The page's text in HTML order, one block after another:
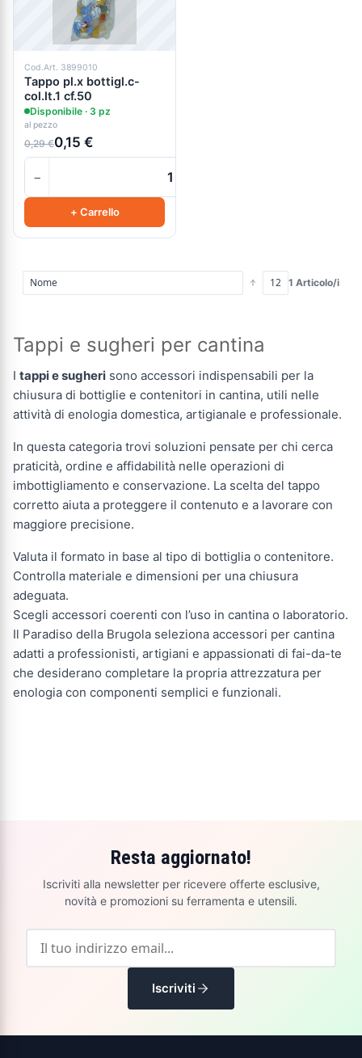
Cod.Art. 3899010
Tappo pl.x bottigl.c-
col.lt.1 cf.50
Disponibile · 3 pz
al pezzo
0,29 €0,15 €
−
+ Carrello
1 Articolo/i
Tappi e sugheri per cantina
I tappi e sugheri sono accessori indispensabili per la
chiusura di bottiglie e contenitori in cantina, utili nelle
attività di enologia domestica, artigianale e professionale.
In questa categoria trovi soluzioni pensate per chi cerca
praticità, ordine e affidabilità nelle operazioni di
imbottigliamento e conservazione. La scelta del tappo
corretto aiuta a proteggere il contenuto e a lavorare con
maggiore precisione.
Valuta il formato in base al tipo di bottiglia o contenitore.
Controlla materiale e dimensioni per una chiusura
adeguata.
Scegli accessori coerenti con l’uso in cantina o laboratorio.
Il Paradiso della Brugola seleziona accessori per cantina
adatti a professionisti, artigiani e appassionati di fai-da-te
che desiderano completare la propria attrezzatura per
enologia con componenti semplici e funzionali.
Resta aggiornato!
Iscriviti alla newsletter per ricevere offerte esclusive,
novità e promozioni su ferramenta e utensili.
Iscriviti